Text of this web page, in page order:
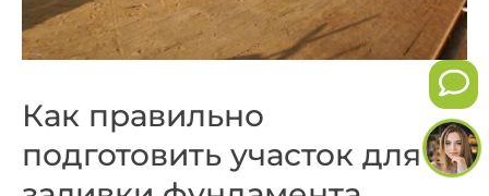
Как правильно
подготовить участок для